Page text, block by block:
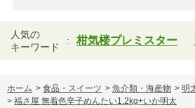
人気の
キーワード
柑気楼プレミスター
ホーム > 食品・スイーツ > 魚介類・海産物 > 明
> 福さ屋 無着色辛子めんたい1.2kg+いか明太